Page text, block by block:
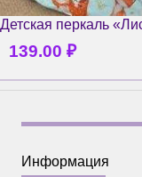
Детская перкаль
139.00 ₽
Информация